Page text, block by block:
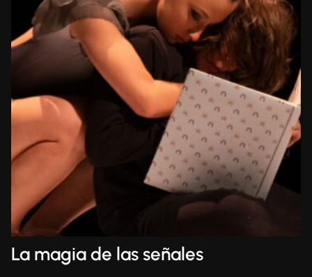
La magia de las señales